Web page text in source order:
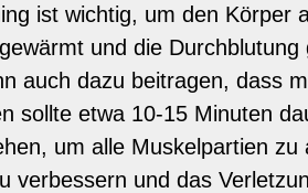
ist wichtig, um den Körper
und die
auch dazu beitragen, dass
sollte etwa 10-15 Minuten
um alle Muskelpartien
verbessern und das